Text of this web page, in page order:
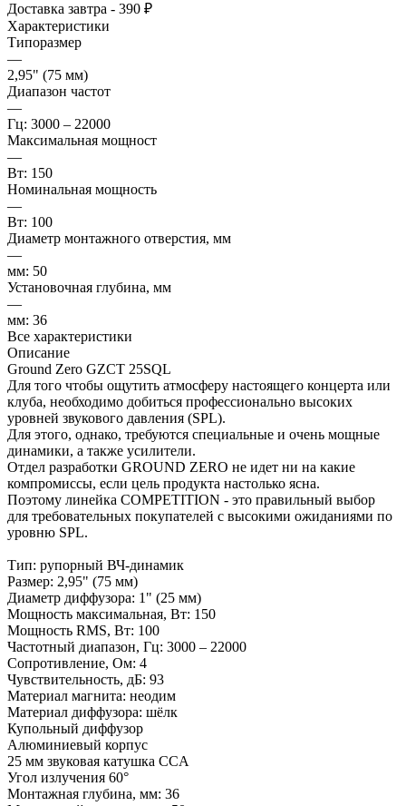
Доставка завтра - 390 ₽
Характеристики
Типоразмер
—
2,95" (75 мм)
Диапазон частот
—
Гц: 3000 – 22000
Максимальная мощност
—
Вт: 150
Номинальная мощность
—
Вт: 100
Диаметр монтажного отверстия, мм
—
мм: 50
Установочная глубина, мм
—
мм: 36
Все характеристики
Описание
Ground Zero GZCT 25SQL
Для того чтобы ощутить атмосферу настоящего концерта или
клуба, необходимо добиться профессионально высоких
уровней звукового давления (SPL).
Для этого, однако, требуются специальные и очень мощные
динамики, а также усилители.
Отдел разработки GROUND ZERO не идет ни на какие
компромиссы, если цель продукта настолько ясна.
Поэтому линейка COMPETITION - это правильный выбор
для требовательных покупателей с высокими ожиданиями по
уровню SPL.
Тип: рупорный ВЧ-динамик
Размер: 2,95" (75 мм)
Диаметр диффузора: 1" (25 мм)
Мощность максимальная, Вт: 150
Мощность RMS, Вт: 100
Частотный диапазон, Гц: 3000 – 22000
Сопротивление, Ом: 4
Чувствительность, дБ: 93
Материал магнита: неодим
Материал диффузора: шёлк
Купольный диффузор
Алюминиевый корпус
25 мм звуковая катушка CCA
Угол излучения 60°
Монтажная глубина, мм: 36